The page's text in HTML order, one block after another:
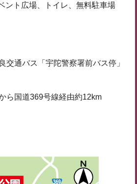
ント広場、トイレ、無料駐車場
交通バス「宇陀警察署前バス停」
ら国道369号線経由約12km